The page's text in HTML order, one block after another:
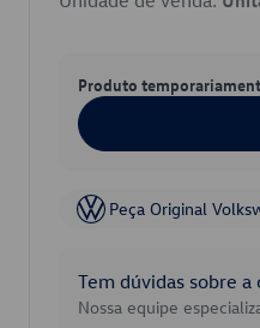
Produto
Peça Original
Tem dúvidas sobre
Nossa equipe